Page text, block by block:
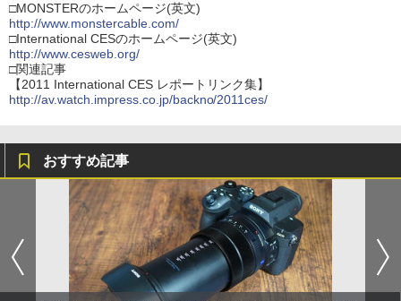
□MONSTERのホームページ(英文)
http://www.monstercable.com/
□International CESのホームページ(英文)
http://www.cesweb.org/
□関連記事
【2011 International CES レポートリンク集】
http://av.watch.impress.co.jp/backno/2011ces/
おすすめ記事